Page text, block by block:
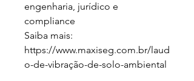
engenharia, jurídico e
compliance
Saiba mais:
https://www.maxiseg.com.br/laud
o-de-vibração-de-solo-ambiental